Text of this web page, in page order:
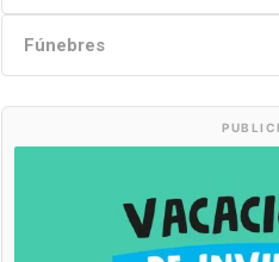
Fúnebres